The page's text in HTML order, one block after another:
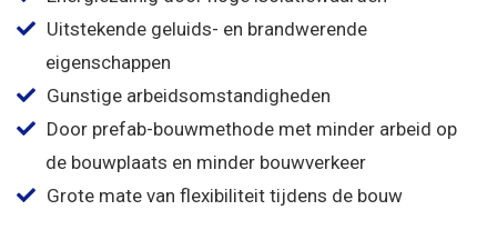
Uitstekende geluids- en brandwerende
eigenschappen
Gunstige arbeidsomstandigheden
Door prefab-bouwmethode met minder arbeid op
de bouwplaats en minder bouwverkeer
Grote mate van flexibiliteit tijdens de bouw